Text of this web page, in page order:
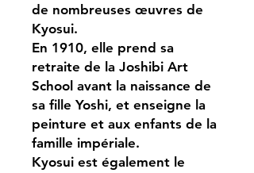
de nombreuses œuvres de
Kyosui.
En 1910, elle prend sa
retraite de la Joshibi Art
School avant la naissance de
sa fille Yoshi, et enseigne la
peinture et aux enfants de la
famille impériale.
Kyosui est également le